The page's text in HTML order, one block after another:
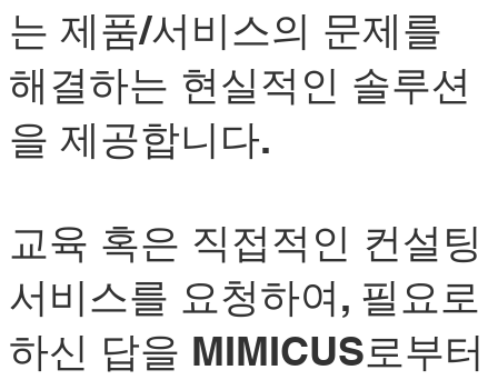
는 제품/서비스의 문제를
해결하는 현실적인 솔루션
을 제공합니다.
교육 혹은 직접적인 컨설팅
서비스를 요청하여, 필요로
하신 답을 MIMICUS로부터